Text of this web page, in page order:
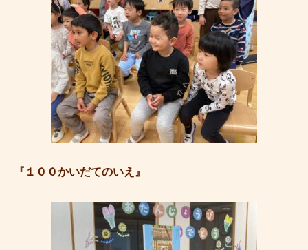
『１００かいだてのいえ』